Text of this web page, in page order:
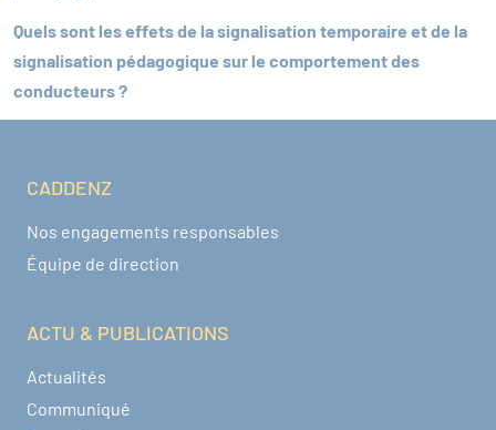
Quels sont les effets de la signalisation temporaire et de la
signalisation pédagogique sur le comportement des
conducteurs ?
Navigation pied de page
CADDENZ
Nos engagements responsables
Équipe de direction
ACTU & PUBLICATIONS
Actualités
Communiqué